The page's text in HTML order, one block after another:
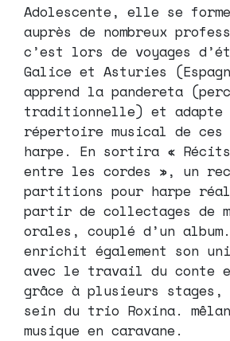
Adolescente, elle se
auprès de nombreux
c’est lors de voyages
Galice et Asturies
apprend la pandereta
traditionnelle) et adapte
répertoire musical de
harpe. En sortira « Récits
entre les cordes », un
partitions pour harpe
partir de collectages de
orales, couplé d’un
enrichit également son
avec le travail du conte
grâce à plusieurs stages,
sein du trio Roxina.
musique en caravane.